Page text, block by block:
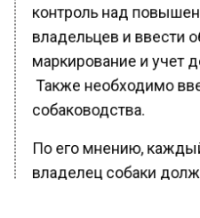
контроль над
владельцев и ввести
маркирование и учет
Также необходимо
собаководства.
По его мнению,
владелец собаки